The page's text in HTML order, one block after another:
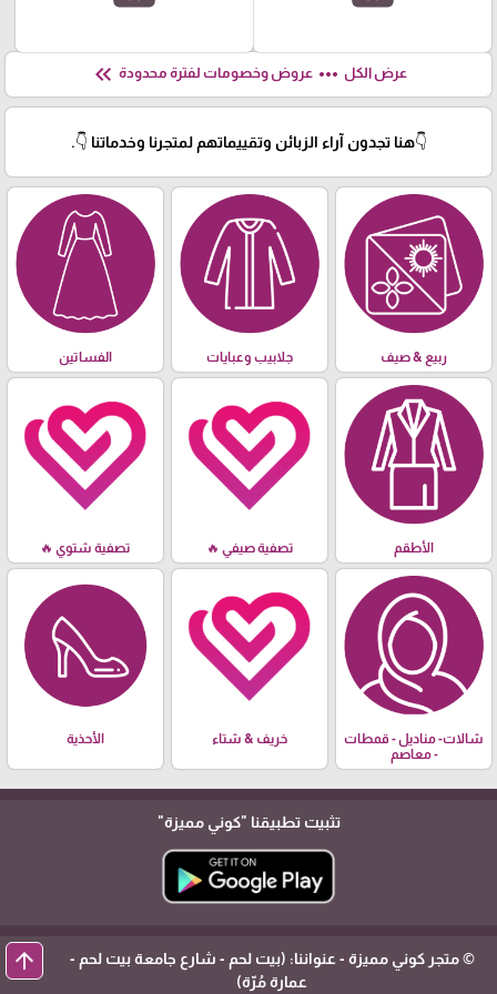
عرض الكل more_horiz عروض وخصومات لفترة محدودة keyboard_double_arrow_left
👇هنا تجدون آراء الزبائن وتقييماتهم لمتجرنا وخدماتنا 👇.
ربيع & صيف جلابيب وعبايات الفساتين
الأطقم تصفية صيفي 🔥 تصفية شتوي 🔥
شالات- مناديل - قمطات
- معاصم
خريف & شتاء الأحذية
تثبيت تطبيقنا "كوني مميزة"
© متجر كوني مميزة - عنواننا: (بيت لحم - شارع جامعة بيت لحم -
عمارة مُرّة)
arrow_upward